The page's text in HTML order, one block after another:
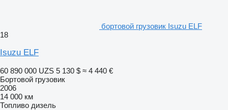
бортовой грузовик Isuzu ELF
18
Isuzu ELF
60 890 000 UZS 5 130 $ ≈ 4 440 €
Бортовой грузовик
2006
14 000 км
Топливо дизель